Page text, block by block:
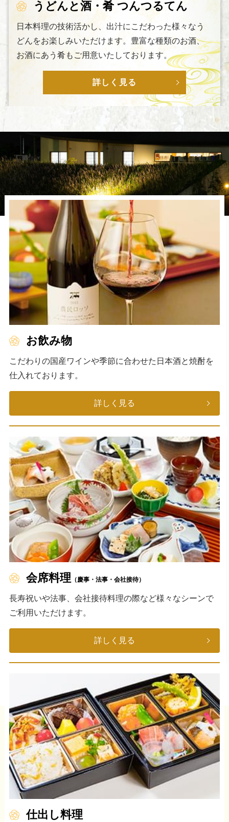
うどんと酒・肴 つんつるてん
日本料理の技術活かし、出汁にこだわった様々なう
どんをお楽しみいただけます。豊富な種類のお酒、
お酒にあう肴もご用意いたしております。
詳しく見る
お飲み物
こだわりの国産ワインや季節に合わせた日本酒と焼酎を
仕入れております。
詳しく見る
会席料理 （慶事・法事・会社接待）
長寿祝いや法事、会社接待料理の際など様々なシーンで
ご利用いただけます。
詳しく見る
仕出し料理